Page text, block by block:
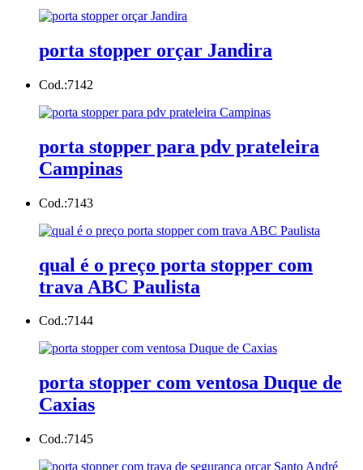
porta stopper orçar Jandira
Cod.:7142
porta stopper para pdv prateleira
Campinas
Cod.:7143
qual é o preço porta stopper com
trava ABC Paulista
Cod.:7144
porta stopper com ventosa Duque de
Caxias
Cod.:7145